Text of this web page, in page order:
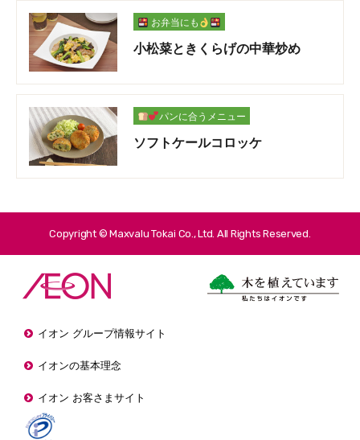
お弁当にも
小松菜ときくらげの中華炒め
パンに合うメニュー
ソフトケールコロッケ
Copyright © Maxvalu Tokai Co., Ltd. All Rights Reserved.
イオン グループ情報サイト
イオンの基本理念
イオン お客さまサイト